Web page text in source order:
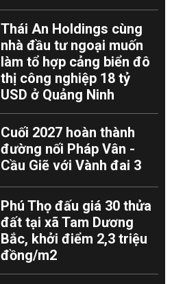
Thái An Holdings cùng
nhà đầu tư ngoại muốn
làm tổ hợp cảng biển đô
thị công nghiệp 18 tỷ
USD ở Quảng Ninh
Cuối 2027 hoàn thành
đường nối Pháp Vân -
Cầu Giẽ với Vành đai 3
Phú Thọ đấu giá 30 thửa
đất tại xã Tam Dương
Bắc, khởi điểm 2,3 triệu
đồng/m2